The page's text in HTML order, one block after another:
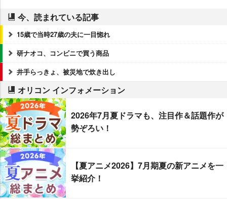
今、読まれている記事
15歳で当時27歳の夫に一目惚れ
研ナオコ、コンビニで買う商品
井手らっきょ、被災地で炊き出し
オリコン インフォメーション
2026年7月夏ドラマも、注目作＆話題作が
勢ぞろい！
【夏アニメ2026】7月期夏の新アニメを一
挙紹介！